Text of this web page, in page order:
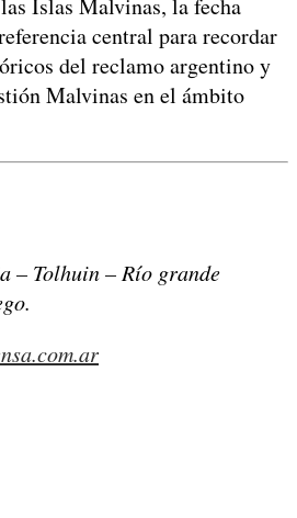
central para recordar
del reclamo argentino y
Malvinas en el ámbito
– Tolhuin – Río grande